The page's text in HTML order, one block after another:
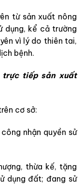
từ sản xuất nông
dụng, kể cả trường
vì lý do thiên tai,
bệnh.
trực tiếp sản xuất
cơ sở:
nhận quyền sử
thừa kế, tặng
dụng đất; đang sử